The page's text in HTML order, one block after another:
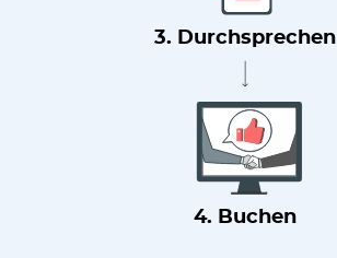
3. Durchsprechen
4. Buchen